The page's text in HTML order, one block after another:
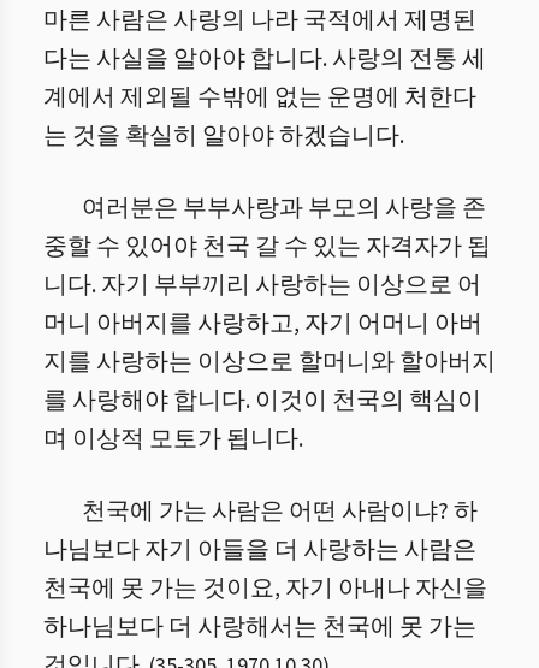
마른 사람은 사랑의 나라 국적에서 제명된
다는 사실을 알아야 합니다. 사랑의 전통 세
계에서 제외될 수밖에 없는 운명에 처한다
는 것을 확실히 알아야 하겠습니다.
여러분은 부부사랑과 부모의 사랑을 존
중할 수 있어야 천국 갈 수 있는 자격자가 됩
니다. 자기 부부끼리 사랑하는 이상으로 어
머니 아버지를 사랑하고, 자기 어머니 아버
지를 사랑하는 이상으로 할머니와 할아버지
를 사랑해야 합니다. 이것이 천국의 핵심이
며 이상적 모토가 됩니다.
천국에 가는 사람은 어떤 사람이냐? 하
나님보다 자기 아들을 더 사랑하는 사람은
천국에 못 가는 것이요, 자기 아내나 자신을
하나님보다 더 사랑해서는 천국에 못 가는